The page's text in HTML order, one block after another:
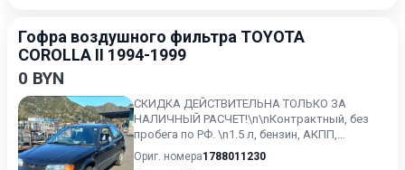
Гофра воздушного фильтра TOYOTA
COROLLA II 1994-1999
0 BYN
СКИДКА ДЕЙСТВИТЕЛЬНА ТОЛЬКО ЗА
НАЛИЧНЫЙ РАСЧЕТ!\n\nКонтрактный, без
пробега по РФ. \n1.5 л, бензин, АКПП,
передний привод \nToyota Corolla I...
Ориг. номера1788011230